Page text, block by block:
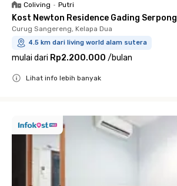
Coliving • Putri
Kost Newton Residence Gading Serpong
Curug Sangereng, Kelapa Dua
4.5 km dari living world alam sutera
mulai dari Rp2.200.000 /bulan
Lihat info lebih banyak